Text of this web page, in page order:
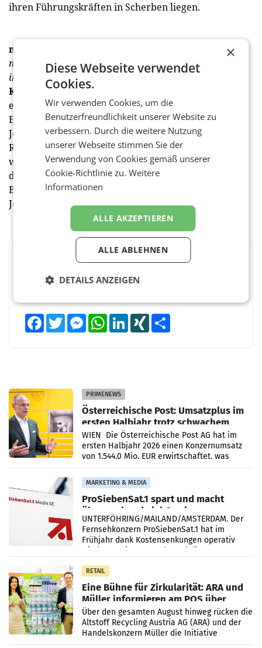
ihren Führungskräften in Scherben liegen.
medianet:
Und was müssen Ihrer Meinung nach nun
nicht nur die Medien, sondern auch die Politik tun,
insbesondere den ORF betreffend?
Kraus:
Sich selbst beschränken, den ORF-Stiftungsrat
entpolitisieren und zu einem richtigen
Expertengremium machen, in allen Medien- und
Journalismusförderungen ethische Richtlinien,
Redaktionsstatute und regulierte Selbstregulierung,
wie den Presserat, zur Grundbedingung machen und
die Pläne für einWiener Zeitung-Media-Hub als dem
Bundeskanzleramt unterstellte, hochdotierte
Journalistenausbildung aufgeben.(fej)
BEWERTEN SIE DIESEN ARTIKEL
FacebookTwitter MessengerWhatsAppLinkedInXING
PRIMENEWS
Österreichische Post: Umsatzplus im
ersten Halbjahr trotz schwachem
Briefgeschäft
WIEN Die Österreichische Post AG hat im
ersten Halbjahr 2026 einen Konzernumsatz
von 1.544,0 Mio. EUR erwirtschaftet, was
einem Plus von 3,8 Prozent gegenüber dem
Vergleichszeitraum
MARKETING & MEDIA
ProSiebenSat.1 spart und macht
überraschend viel Gewinn
UNTERFÖHRING/MAILAND/AMSTERDAM. Der
Fernsehkonzern ProSiebenSat.1 hat im
Frühjahr dank Kostensenkungen operativ
wieder Gewinn gemacht und die
RETAIL
Eine Bühne für Zirkularität: ARA und
Müller informieren am POS über
Kreislauffähigkeit
Über den gesamten August hinweg rücken die
Altstoff Recycling Austria AG (ARA) und der
Handelskonzern Müller die Initiative
„Kreislauf-Helden“ in allen österreichischen
×
Diese Webseite verwendet
Cookies.
Wir verwenden Cookies, um die
Benutzerfreundlichkeit unserer Website zu
verbessern. Durch die weitere Nutzung
unserer Webseite stimmen Sie der
Verwendung von Cookies gemäß unserer
Cookie-Richtlinie zu.Weitere
Informationen
ALLE AKZEPTIEREN
ALLE ABLEHNEN
DETAILS ANZEIGEN